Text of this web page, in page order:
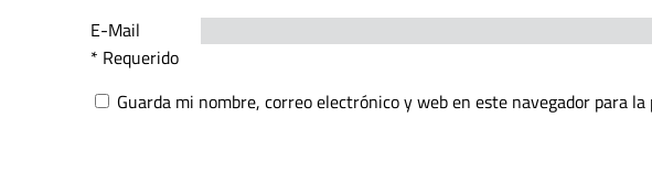
E-Mail
* Requerido
Guarda mi nombre, correo electrónico y web en este navegador para